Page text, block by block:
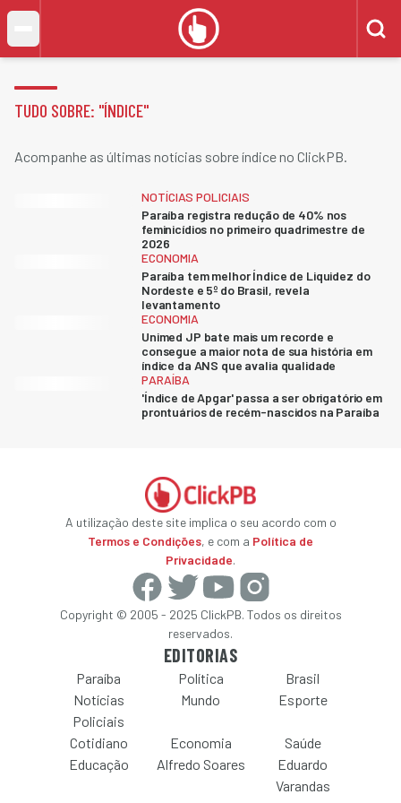
TUDO SOBRE: "ÍNDICE"
Acompanhe as últimas notícias sobre índice no ClickPB.
NOTÍCIAS POLICIAIS
Paraíba registra redução de 40% nos
feminicídios no primeiro quadrimestre de
2026
ECONOMIA
Paraíba tem melhor Índice de Liquidez do
Nordeste e 5º do Brasil, revela
levantamento
ECONOMIA
Unimed JP bate mais um recorde e
consegue a maior nota de sua história em
índice da ANS que avalia qualidade
PARAÍBA
'Índice de Apgar' passa a ser obrigatório em
prontuários de recém-nascidos na Paraíba
A utilização deste site implica o seu acordo com o
Termos e Condições, e com a Política de
Privacidade.
Copyright © 2005 - 2025 ClickPB. Todos os direitos
reservados.
EDITORIAS
Paraíba Política
Brasil
Notícias
Policiais
Mundo Esporte
Cotidiano Economia
Saúde
Educação
Alfredo Soares
Eduardo
Varandas